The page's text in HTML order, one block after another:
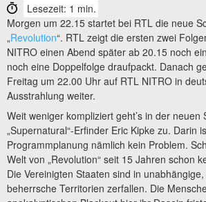
Lesezeit: 1 min.
Morgen um 22.15 startet bei RTL die neue
„Revolution“. RTL zeigt die ersten zwei
NITRO einen Abend später ab 20.15 noch
noch eine Doppelfolge draufpackt. Danach
Freitag um 22.00 Uhr auf RTL NITRO in
Ausstrahlung weiter.
Weit weniger kompliziert geht’s in der neuen
„Supernatural“-Erfinder Eric Kipke zu. Darin
Programmplanung nämlich kein Problem.
Welt von „Revolution“ seit 15 Jahren schon
Die Vereinigten Staaten sind in
beherrsche Territorien zerfallen. Die